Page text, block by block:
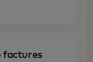
factures